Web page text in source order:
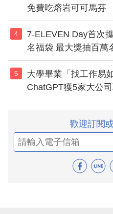
免費吃熔岩可可馬芬
4
7-ELEVEN Day首次
名福袋 最大獎抽百萬
5
大學畢業「找工作易
ChatGPT獲5家大公
歡迎訂閱